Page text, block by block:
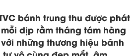
bánh trung thu được phát
dịp rằm tháng tám hàng
những thương hiệu bánh